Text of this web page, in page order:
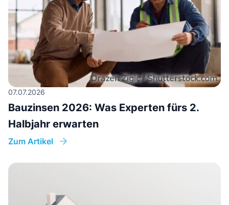
07.07.2026
Bauzinsen 2026: Was Experten fürs 2.
Halbjahr erwarten
Zum Artikel